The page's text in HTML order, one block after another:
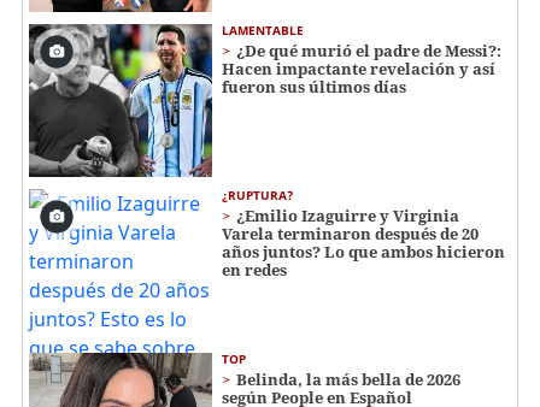
LAMENTABLE
¿De qué murió el padre de Messi?:
Hacen impactante revelación y así
fueron sus últimos días
¿RUPTURA?
¿Emilio Izaguirre y Virginia
Varela terminaron después de 20
años juntos? Lo que ambos hicieron
en redes
TOP
Belinda, la más bella de 2026
según People en Español